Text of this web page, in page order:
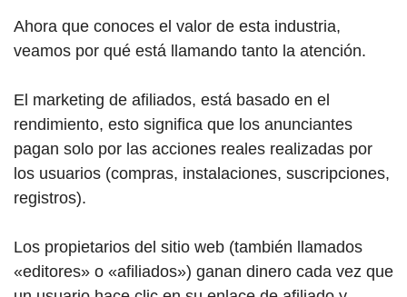
Ahora que conoces el valor de esta industria,
veamos por qué está llamando tanto la atención.
El marketing de afiliados, está basado en el
rendimiento, esto significa que los anunciantes
pagan solo por las acciones reales realizadas por
los usuarios (compras, instalaciones, suscripciones,
registros).
Los propietarios del sitio web (también llamados
«editores» o «afiliados») ganan dinero cada vez que